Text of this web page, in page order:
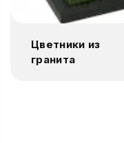
Цветники из
гранита